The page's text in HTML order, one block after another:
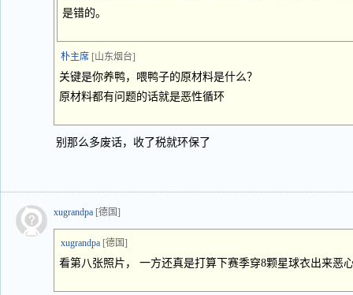
是错的。
朴主席 [山东烟台]
关键是你养鸭，喂鸭子的原材料是什么？
原材料都有问题的话就是恶性循环
别那么多废话，收了税就环保了
xugrandpa [德国]
xugrandpa [德国]
看第八张照片， 一方还真是打算下赛季穿8颗星球衣出来恶